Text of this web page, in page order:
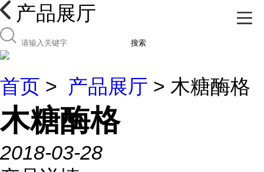
产品展厅
搜索
首页 > 产品展厅 > 木糖酶格
木糖酶格
2018-03-28